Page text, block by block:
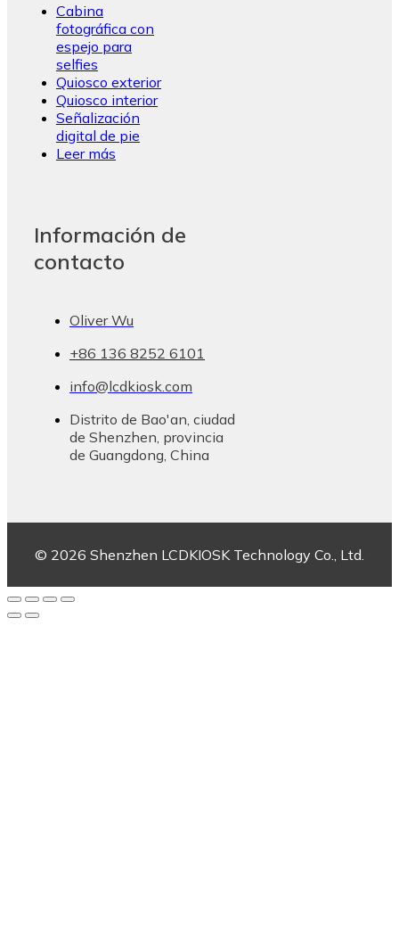
Cabina
fotográfica con
espejo para
selfies
Quiosco exterior
Quiosco interior
Señalización
digital de pie
Leer más
Información de
contacto
Oliver Wu
+86 136 8252 6101
info@lcdkiosk.com
Distrito de Bao'an, ciudad
de Shenzhen, provincia
de Guangdong, China
© 2026 Shenzhen LCDKIOSK Technology Co., Ltd.